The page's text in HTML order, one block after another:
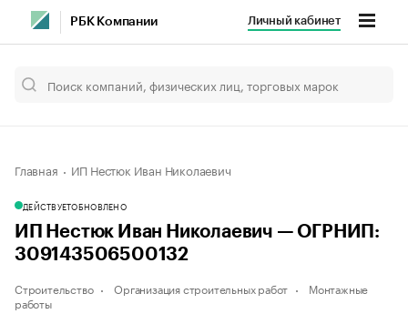
РБК Компании Личный кабинет
Главная ИП Нестюк Иван Николаевич
ДЕЙСТВУЕТОБНОВЛЕНО
ИП Нестюк Иван Николаевич — ОГРНИП:
309143506500132
Строительство Организация строительных работ
Монтажные
работы